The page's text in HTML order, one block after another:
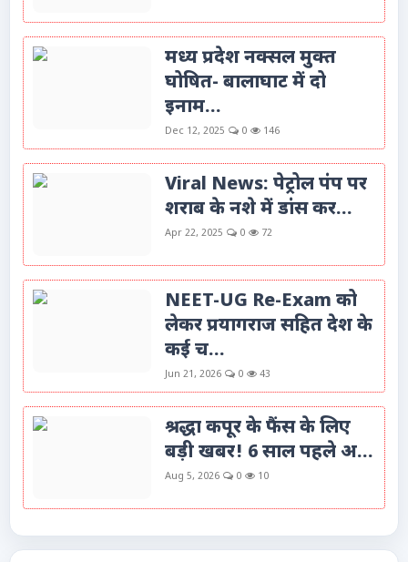
मध्य प्रदेश नक्सल मुक्त
घोषित- बालाघाट में दो
इनाम...
Dec 12, 2025 0 146
Viral News: पेट्रोल पंप पर
शराब के नशे में डांस कर...
Apr 22, 2025 0 72
NEET-UG Re-Exam को
लेकर प्रयागराज सहित देश के
कई च...
Jun 21, 2026 0 43
श्रद्धा कपूर के फैंस के लिए
बड़ी खबर! 6 साल पहले अ...
Aug 5, 2026 0 10